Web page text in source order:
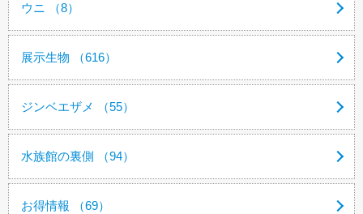
ウニ （8）
展示生物 （616）
ジンベエザメ （55）
水族館の裏側 （94）
お得情報 （69）